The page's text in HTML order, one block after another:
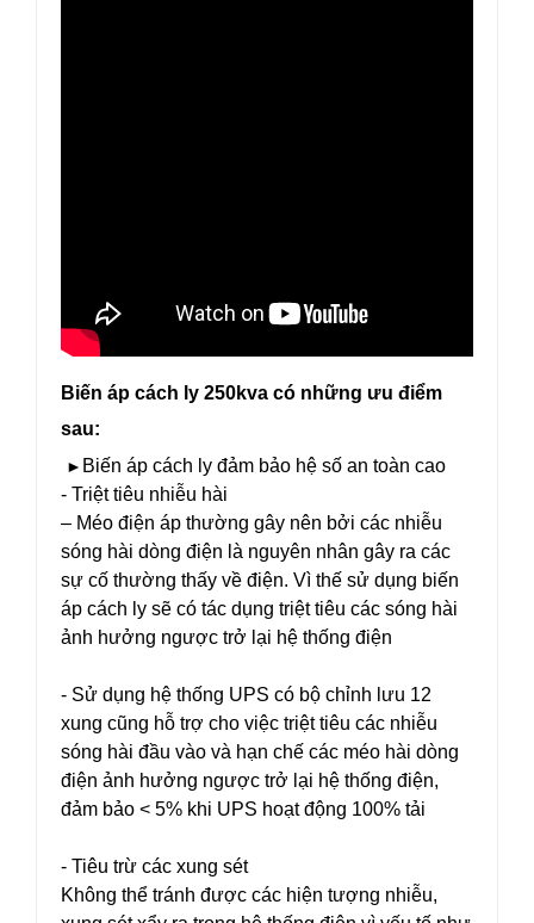
Biến áp cách ly 250kva có những ưu điểm
sau:
► Biến áp cách ly đảm bảo hệ số an toàn cao
- Triệt tiêu nhiễu hài
– Méo điện áp thường gây nên bởi các nhiễu
sóng hài dòng điện là nguyên nhân gây ra các
sự cố thường thấy về điện. Vì thế sử dụng biến
áp cách ly sẽ có tác dụng triệt tiêu các sóng hài
ảnh hưởng ngược trở lại hệ thống điện
- Sử dụng hệ thống UPS có bộ chỉnh lưu 12
xung cũng hỗ trợ cho việc triệt tiêu các nhiễu
sóng hài đầu vào và hạn chế các méo hài dòng
điện ảnh hưởng ngược trở lại hệ thống điện,
đảm bảo < 5% khi UPS hoạt động 100% tải
- Tiêu trừ các xung sét
Không thể tránh được các hiện tượng nhiễu,